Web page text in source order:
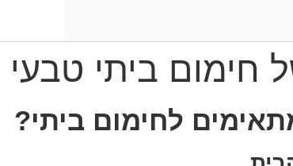
חימום ביתי טבעי
לחימום ביתי?